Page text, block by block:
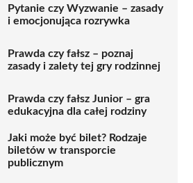
Pytanie czy Wyzwanie – zasady
i emocjonująca rozrywka
Prawda czy fałsz – poznaj
zasady i zalety tej gry rodzinnej
Prawda czy fałsz Junior – gra
edukacyjna dla całej rodziny
Jaki może być bilet? Rodzaje
biletów w transporcie
publicznym